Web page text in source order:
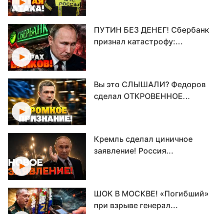
ПУТИН БЕЗ ДЕНЕГ! Сбербанк
признал катастрофу:...
Вы это СЛЫШАЛИ? Федоров
сделал ОТКРОВЕННОЕ...
Кремль сделал циничное
заявление! Россия...
ШОК В МОСКВЕ! «Погибший»
при взрыве генерал...